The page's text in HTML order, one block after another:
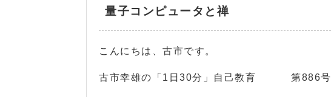
量子コンピュータと禅
こんにちは、古市です。
古市幸雄の「1日30分」自己教育 第886号